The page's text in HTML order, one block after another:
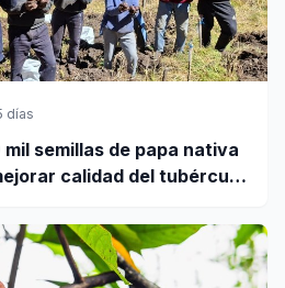
días
semillas de papa nativa
calidad del tubérculo